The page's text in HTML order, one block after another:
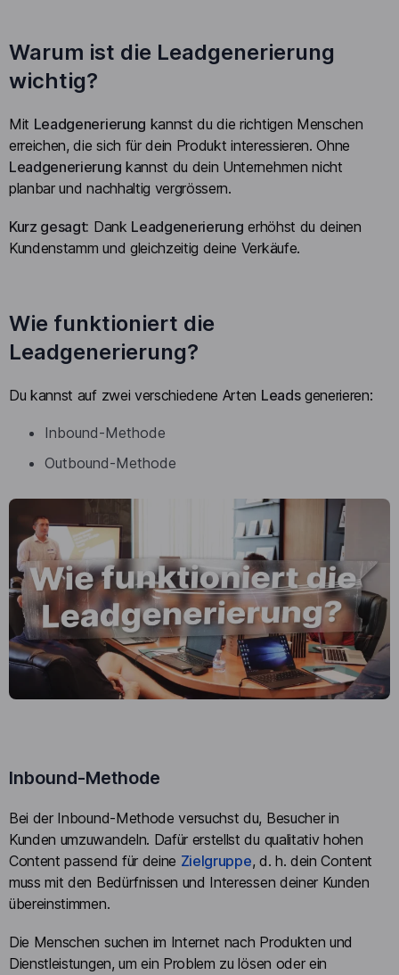
Warum ist die Leadgenerierung
wichtig?
Mit Leadgenerierung kannst du die richtigen Menschen
erreichen, die sich für dein Produkt interessieren. Ohne
Leadgenerierung kannst du dein Unternehmen nicht
planbar und nachhaltig vergrössern.
Kurz gesagt: Dank Leadgenerierung erhöhst du deinen
Kundenstamm und gleichzeitig deine Verkäufe.
Wie funktioniert die
Leadgenerierung?
Du kannst auf zwei verschiedene Arten Leadsgenerieren:
Inbound-Methode
Outbound-Methode
Inbound-Methode
Bei der Inbound-Methode versuchst du, Besucher in
Kunden umzuwandeln. Dafür erstellst du qualitativ hohen
Content passend für deine Zielgruppe, d. h. dein Content
muss mit den Bedürfnissen und Interessen deiner Kunden
übereinstimmen.
Die Menschen suchen im Internet nach Produkten und
Dienstleistungen, um ein Problem zu lösen oder ein